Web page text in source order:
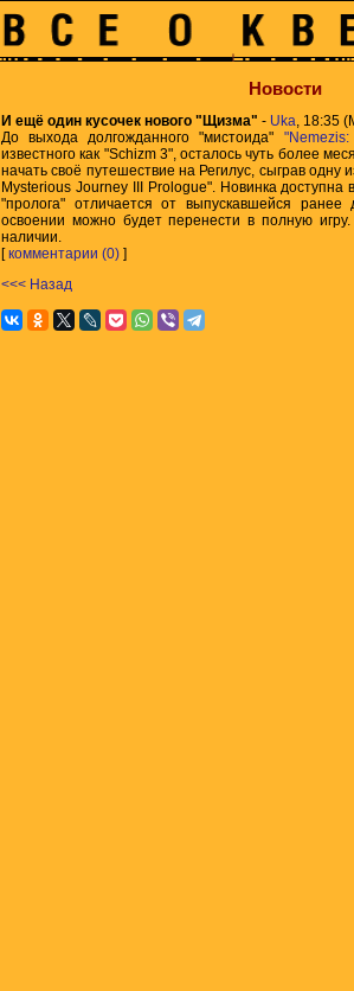
Новости
И ещё один кусочек нового "Щизма" - Uka, 18:35
До выхода долгожданного "мистоида"
известного как "Schizm 3", осталось чуть более
начать своё путешествие на Регилус, сыграв одну
Mysterious Journey III Prologue". Новинка доступна
"пролога" отличается от выпускавшейся
освоении можно будет перенести в полную
наличии.
[комментарии (0) ]
<<< Назад